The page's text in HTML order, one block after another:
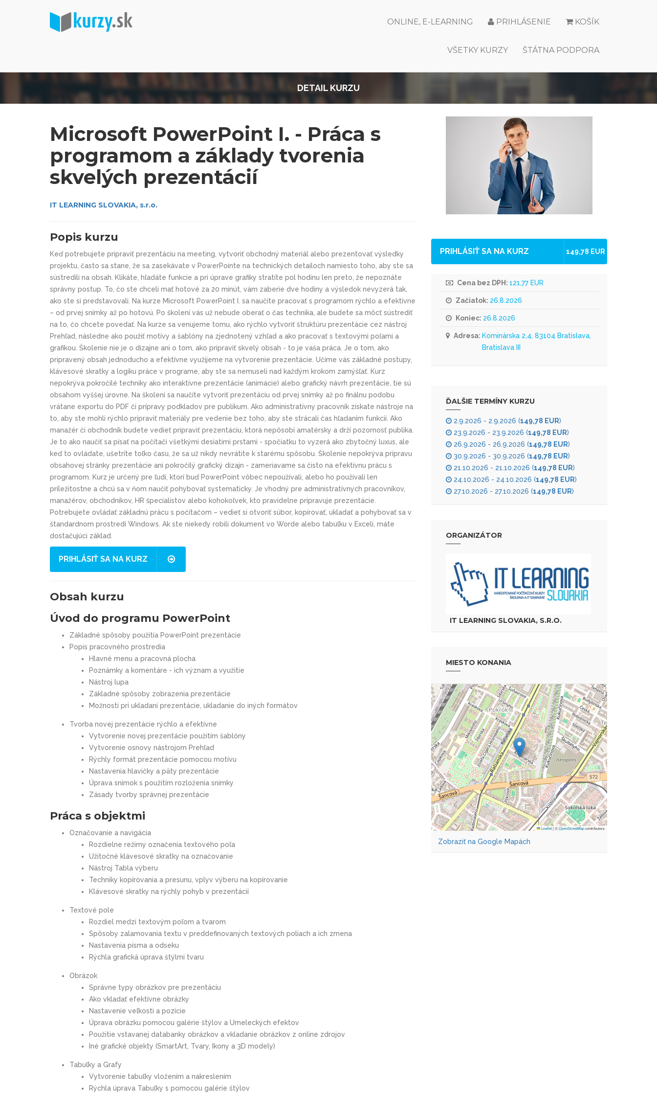
KOŠÍK
PRIHLÁSENIE
ONLINE, E-LEARNING
ŠTÁTNA PODPORA
VŠETKY KURZY
DETAIL KURZU
Microsoft PowerPoint I. - Práca s
programom a základy tvorenia
skvelých prezentácií
IT LEARNING SLOVAKIA, s.r.o.
Popis kurzu
Keď potrebujete pripraviť prezentáciu na meeting, vytvoriť obchodný materiál alebo prezentovať výsledky
projektu, často sa stane, že sa zasekávate v PowerPointe na technických detailoch namiesto toho, aby ste sa
sústredili na obsah. Klikáte, hľadáte funkcie a pri úprave grafiky stratíte pol hodinu len preto, že nepoznáte
správny postup. To, čo ste chceli mať hotové za 20 minút, vám zaberie dve hodiny a výsledok nevyzerá tak,
ako ste si predstavovali. Na kurze Microsoft PowerPoint I. sa naučíte pracovať s programom rýchlo a efektívne
– od prvej snímky až po hotovú. Po školení vás už nebude oberať o čas technika, ale budete sa môcť sústrediť
na to, čo chcete povedať. Na kurze sa venujeme tomu, ako rýchlo vytvoriť štruktúru prezentácie cez nástroj
Prehľad, následne ako použiť motívy a šablóny na zjednotený vzhľad a ako pracovať s textovými poľami a
grafikou. Školenie nie je o dizajne ani o tom, ako pripraviť skvelý obsah - to je vaša práca. Je o tom, ako
pripravený obsah jednoducho a efektívne využijeme na vytvorenie prezentácie. Učíme vás základné postupy,
klávesové skratky a logiku práce v programe, aby ste sa nemuseli nad každým krokom zamýšľať. Kurz
nepokrýva pokročilé techniky ako interaktívne prezentácie (animácie) alebo grafický návrh prezentácie, tie sú
obsahom vyššej úrovne. Na školení sa naučíte vytvoriť prezentáciu od prvej snímky až po finálnu podobu
vrátane exportu do PDF či prípravy podkladov pre publikum. Ako administratívny pracovník získate nástroje na
to, aby ste mohli rýchlo pripraviť materiály pre vedenie bez toho, aby ste strácali čas hľadaním funkcií. Ako
manažér či obchodník budete vedieť pripraviť prezentáciu, ktorá nepôsobí amatérsky a drží pozornosť publika.
Je to ako naučiť sa písať na počítači všetkými desiatimi prstami - spočiatku to vyzerá ako zbytočný luxus, ale
keď to ovládate, ušetríte toľko času, že sa už nikdy nevrátite k starému spôsobu. Školenie nepokrýva prípravu
obsahovej stránky prezentácie ani pokročilý grafický dizajn - zameriavame sa čisto na efektívnu prácu s
programom. Kurz je určený pre ľudí, ktorí buď PowerPoint vôbec nepoužívali, alebo ho používali len
príležitostne a chcú sa v ňom naučiť pohybovať systematicky. Je vhodný pre administratívnych pracovníkov,
manažérov, obchodníkov, HR špecialistov alebo kohokoľvek, kto pravidelne pripravuje prezentácie.
Potrebujete ovládať základnú prácu s počítačom – vedieť si otvoriť súbor, kopírovať, ukladať a pohybovať sa v
štandardnom prostredí Windows. Ak ste niekedy robili dokument vo Worde alebo tabuľku v Exceli, máte
dostačujúci základ.
PRIHLÁSIŤ SA NA KURZ
Obsah kurzu
Úvod do programu PowerPoint
Základné spôsoby použitia PowerPoint prezentácie
Popis pracovného prostredia
Hlavné menu a pracovná plocha
Poznámky a komentáre - ich význam a využitie
Nástroj lupa
Základné spôsoby zobrazenia prezentácie
Možnosti pri ukladaní prezentácie, ukladanie do iných formátov
Tvorba novej prezentácie rýchlo a efektívne
Vytvorenie novej prezentácie použitím šablóny
Vytvorenie osnovy nástrojom Prehľad
Rýchly formát prezentácie pomocou motívu
Nastavenia hlavičky a päty prezentácie
Úprava snímok s použitím rozloženia snímky
Zásady tvorby správnej prezentácie
Práca s objektmi
Označovanie a navigácia
Rozdielne režimy označenia textového poľa
Užitočné klávesové skratky na označovanie
Nástroj Tabla výberu
Techniky kopírovania a presunu, vplyv výberu na kopírovanie
Klávesové skratky na rýchly pohyb v prezentácií
Textové pole
Rozdiel medzi textovým poľom a tvarom
Spôsoby zalamovania textu v preddefinovaných textových poliach a ich zmena
Nastavenia písma a odseku
Rýchla grafická úprava štýlmi tvaru
Obrázok
Správne typy obrázkov pre prezentáciu
Ako vkladať efektívne obrázky
Nastavenie veľkosti a pozície
Úprava obrázku pomocou galérie štýlov a Umeleckých efektov
Použitie vstavanej databanky obrázkov a vkladanie obrázkov z online zdrojov
Iné grafické objekty (SmartArt, Tvary, Ikony a 3D modely)
Tabuľky a Grafy
Vytvorenie tabuľky vložením a nakreslením
Rýchla úprava Tabuľky s pomocou galérie štýlov
PRIHLÁSIŤ SA NA KURZ 149,78 EUR
Cena bez DPH: 121,77 EUR
Začiatok: 26.8.2026
Koniec: 26.8.2026
Adresa: Kominárska 2,4, 83104 Bratislava,
Bratislava III
ĎALŠIE TERMÍNY KURZU
2.9.2026 - 2.9.2026 (149,78 EUR)
23.9.2026 - 23.9.2026 (149,78 EUR)
26.9.2026 - 26.9.2026 (149,78 EUR)
30.9.2026 - 30.9.2026 (149,78 EUR)
21.10.2026 - 21.10.2026 (149,78 EUR)
24.10.2026 - 24.10.2026 (149,78 EUR)
27.10.2026 - 27.10.2026 (149,78 EUR)
ORGANIZÁTOR
IT LEARNING SLOVAKIA, S.R.O.
MIESTO KONANIA
Leaflet|©OpenStreetMapcontributors
Zobraziť na Google Mapách